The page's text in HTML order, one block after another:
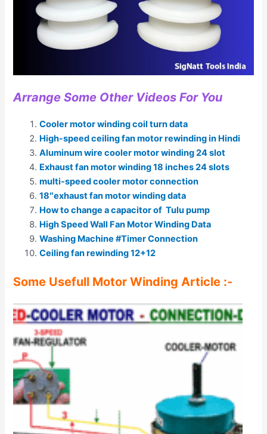
Arrange Some Other Videos For You
Cooler motor winding coil turn data
High-speed ceiling fan motor rewinding in Hindi
Aluminum wire cooler motor winding 24 slot
Exhaust fan motor winding 18 inches 24 slots
multi-speed cooler motor connection
18″exhaust fan motor winding data
How to change a capacitor of Tulu pump
High Speed Wall Fan Motor Winding Data
Washing Machine #Timer Connection
Ceiling fan rewinding 12+12
Some Usefull Motor Winding Article :-